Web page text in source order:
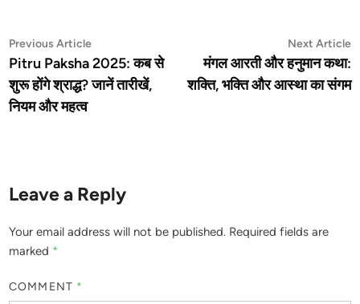
Post
navigation
Previous ArticlePrevious
article:
Pitru Paksha 2025: कब से
शुरू होंगे श्राद्ध? जानें तारीखें,
नियम और महत्व
Next Article
मंगल आरती और हनुमान कथा:
शक्ति, भक्ति और आस्था का संगम
Leave a Reply
Your email address will not be published. Required fields are
marked *
COMMENT *